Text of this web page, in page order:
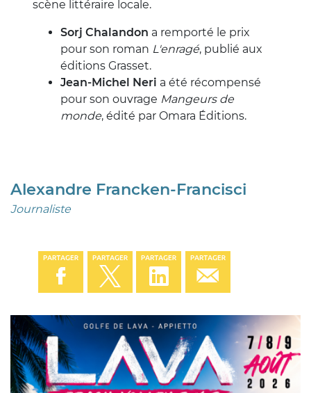
scène littéraire locale.
Sorj Chalandon a remporté le prix
pour son roman L'enragé, publié aux
éditions Grasset.
Jean-Michel Neri a été récompensé
pour son ouvrage Mangeurs de
monde, édité par Omara Éditions.
Alexandre Francken-Francisci
Journaliste